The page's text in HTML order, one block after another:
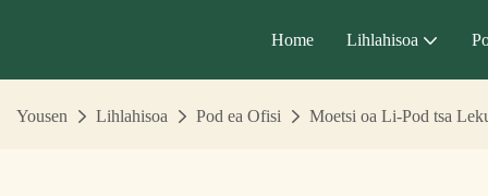
Home Lihlahisoa
Yousen Lihlahisoa Pod ea Ofisi Moetsi oa Li-Pod tsa